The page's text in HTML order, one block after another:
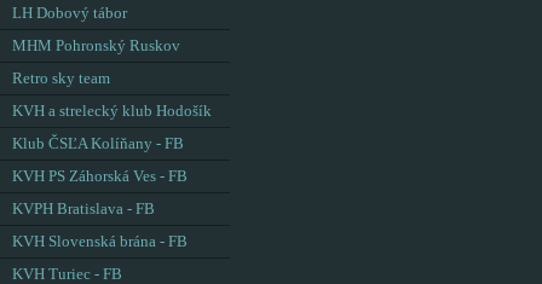
LH Dobový tábor
MHM Pohronský Ruskov
Retro sky team
KVH a strelecký klub Hodošík
Klub ČSĽA Kolíňany - FB
KVH PS Záhorská Ves - FB
KVPH Bratislava - FB
KVH Slovenská brána - FB
KVH Turiec - FB